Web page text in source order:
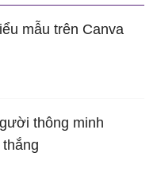
mẫu trên Canva
thông minh